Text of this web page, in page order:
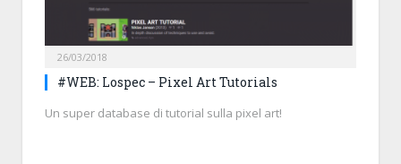
26/03/2018
#WEB: Lospec – Pixel Art Tutorials
Un super database di tutorial sulla pixel art!